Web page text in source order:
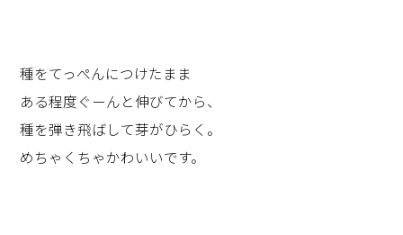
種をてっぺんにつけたまま
ある程度ぐーんと伸びてから、
種を弾き飛ばして芽がひらく。
めちゃくちゃかわいいです。